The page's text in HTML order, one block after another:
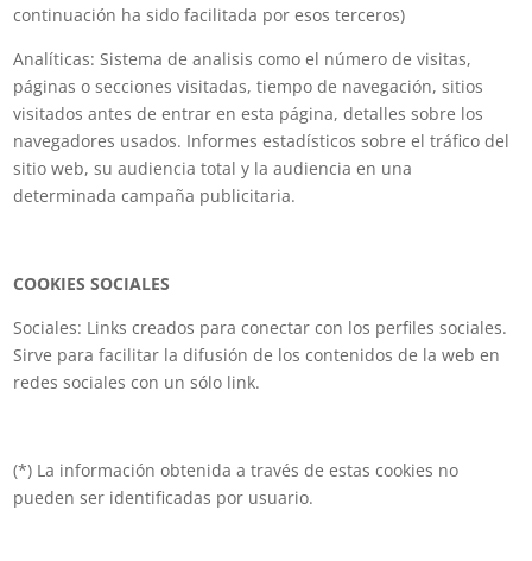
continuación ha sido facilitada por esos terceros)
Analíticas: Sistema de analisis como el número de visitas,
páginas o secciones visitadas, tiempo de navegación, sitios
visitados antes de entrar en esta página, detalles sobre los
navegadores usados. Informes estadísticos sobre el tráfico del
sitio web, su audiencia total y la audiencia en una
determinada campaña publicitaria.
COOKIES SOCIALES
Sociales: Links creados para conectar con los perfiles sociales.
Sirve para facilitar la difusión de los contenidos de la web en
redes sociales con un sólo link.
(*) La información obtenida a través de estas cookies no
pueden ser identificadas por usuario.